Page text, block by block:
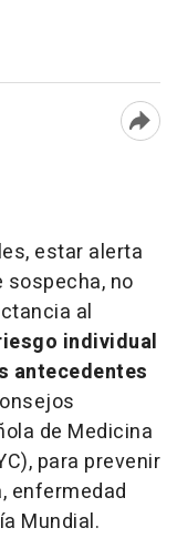
estar alerta
no
al
individual
antecedentes
de Medicina
para prevenir
enfermedad
Mundial.